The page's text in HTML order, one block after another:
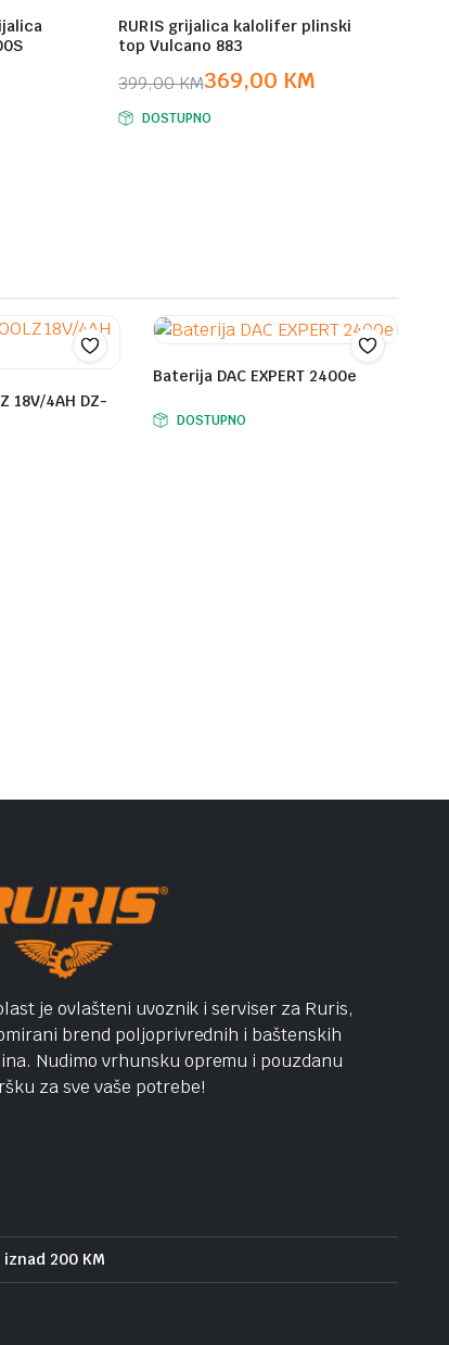
RURIS grijalica kalolifer plinski
top Vulcano 883
399,00KM
Original
price
369,00 KM
Current
price
DOSTUPNO
18V/4AH DZ-
Baterija DAC EXPERT 2400e
DOSTUPNO
je ovlašteni uvoznik i serviser za Ruris,
brend poljoprivrednih i baštenskih
Nudimo vrhunsku opremu i pouzdanu
za sve vaše potrebe!
200 KM